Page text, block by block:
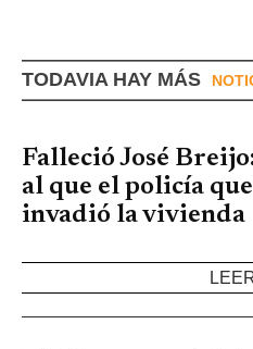
TODAVIA HAY MÁS
Falleció José
al que el policía
invadió la vivienda